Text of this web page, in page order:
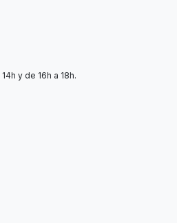
y de 16h a 18h.